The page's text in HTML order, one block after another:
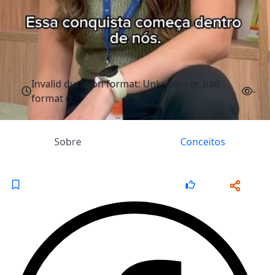
Invalid duration format: Unknown or bad
format ()
-
Sobre Conceitos